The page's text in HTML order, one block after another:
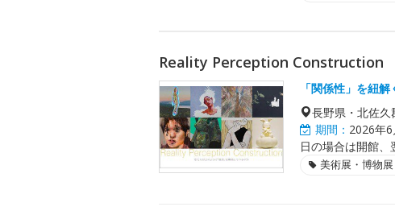
Reality Perception Construction
「関係性」を紐
長野県・北佐久
期間： 2026年
日の場合は開館、
美術展・博物